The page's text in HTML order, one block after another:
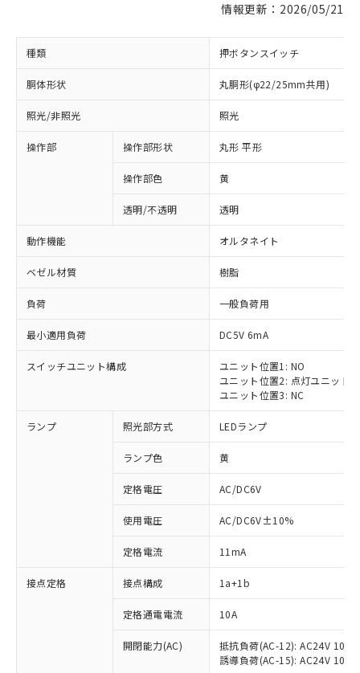
情報更新：2026/05/21
種類 押ボタンスイッチ
胴体形状 丸胴形(φ22/25mm共用)
照光/非照光 照光
操作部 操作部形状 丸形 平形
操作部色 黄
透明/不透明 透明
動作機能 オルタネイト
ベゼル材質 樹脂
負荷 一般負荷用
最小適用負荷 DC5V 6mA
スイッチユニット構成
ユニット位置1: NO
ユニット位置2: 点灯ユニット
ユニット位置3: NC
ランプ 照光部方式 LEDランプ
ランプ色 黄
定格電圧 AC/DC6V
使用電圧 AC/DC6V±10%
定格電流 11mA
接点定格 接点構成 1a+1b
定格通電電流 10A
開閉能力(AC)
抵抗負荷(AC-12): AC24V 10A/
誘導負荷(AC-15): AC24V
ご利用条件
ご利用ください。
非含有に対応した製品が提供可能な商品で
有に対応した製品に切り替える予定のある
対応予定なし：EU RoHS指令（10物質）の
非含有に非対応の商品で、対応品を出す予
定はありません。
調査・確認中：EU RoHS指令（10物質）の